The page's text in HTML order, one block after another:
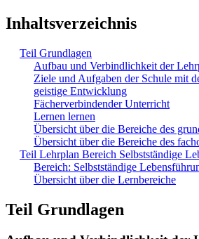
Inhaltsverzeichnis
Teil Grundlagen
Aufbau und Verbindlichkeit der
Ziele und Aufgaben der Schule mit
geistige Entwicklung
Fächerverbindender Unterricht
Lernen lernen
Übersicht über die Bereiche des
Übersicht über die Bereiche des
Teil Lehrplan Bereich Selbstständige
Bereich: Selbstständige
Übersicht über die Lernbereiche
Teil Grundlagen